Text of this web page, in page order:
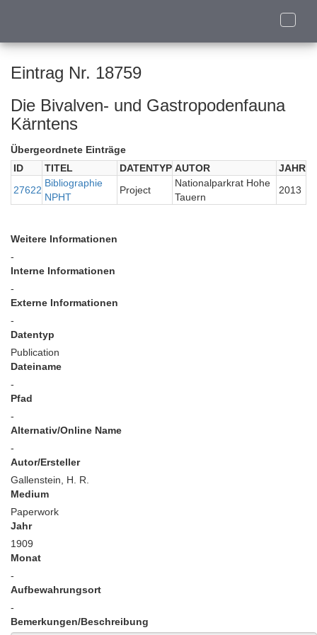
Toggle
Eintrag Nr. 18759
Die Bivalven- und Gastropodenfauna
Kärntens
Übergeordnete Einträge
ID
TITEL DATENTYP AUTOR
JAHR
27622
Bibliographie
NPHT
Project
Nationalparkrat Hohe
Tauern
2013
Weitere Informationen
-
Interne Informationen
-
Externe Informationen
-
Datentyp
Publication
Dateiname
-
Pfad
-
Alternativ/Online Name
-
Autor/Ersteller
Gallenstein, H. R.
Medium
Paperwork
Jahr
1909
Monat
-
Aufbewahrungsort
-
Bemerkungen/Beschreibung